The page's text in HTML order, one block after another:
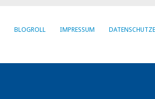
BLOGROLL IMPRESSUM